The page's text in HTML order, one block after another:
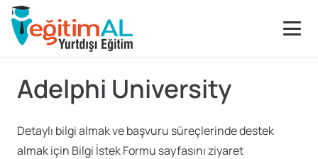
Adelphi University
Detaylı bilgi almak ve başvuru süreçlerinde destek
almak için Bilgi İstek Formu sayfasını ziyaret